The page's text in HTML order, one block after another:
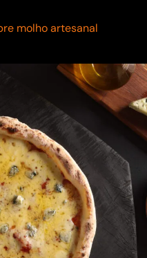
molho artesanal